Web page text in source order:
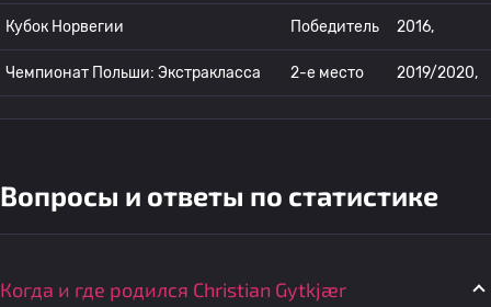
Кубок Норвегии Победитель 2016,
Чемпионат Польши: Экстракласса 2-е место 2019/2020,
Вопросы и ответы по статистике
Когда и где родился Christian Gytkjær